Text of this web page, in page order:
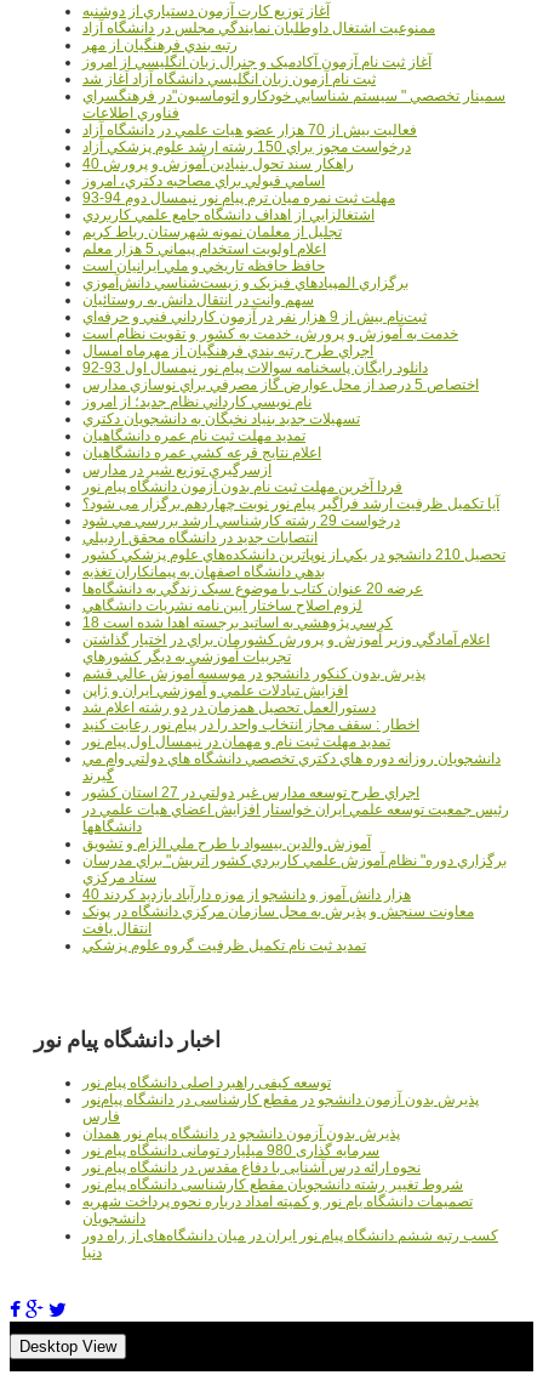
آغاز توزيع کارت آزمون دستياري از دوشنبه
ممنوعيت اشتغال داوطلبان نمايندگي مجلس در دانشگاه آزاد
رتبه بندي فرهنگيان از مهر
آغاز ثبت نام آزمون آکادميک و جنرال زبان انگليسي از امروز
ثبت نام آزمون زبان انگليسي دانشگاه آزاد آغاز شد
سمينار تخصصي " سيستم شناسايي خودکارو اتوماسيون"در فرهنگسراي
فناوري اطلاعات
فعاليت بيش از 70 هزار عضو هيات علمي در دانشگاه آزاد
درخواست مجوز براي 150 رشته ارشد علوم پزشکي آزاد
40 راهکار سند تحول بنيادين آموزش و پرورش
اسامي قبولي براي مصاحبه دکتري، امروز
مهلت ثبت نمره میان ترم پیام نور نیمسال دوم 94-93
اشتغالزايي از اهداف دانشگاه جامع علمي کاربردي
تجليل از معلمان نمونه شهرستان رباط کريم
اعلام اولويت استخدام پيماني 5 هزار معلم
حافظ حافظه تاريخي و ملي ايرانيان است
برگزاري المپيادهاي فيزيک و زيست‌شناسي دانش‌آموزي
سهم وانت در انتقال دانش به روستائيان
ثبت‌نام بيش از 9 هزار نفر در آزمون کارداني فني و حرفه‌اي
خدمت به آموزش و پرورش، خدمت به کشور و تقويت نظام است
اجراي طرح رتبه بندي فرهنگيان از مهرماه امسال
دانلود رایگان پاسخنامه سوالات پیام نور نیمسال اول 93-92
اختصاص 5 درصد از محل عوارض گاز مصرفي براي نوسازي مدارس
نام نويسي کارداني نظام جديد؛ از امروز
تسهيلات جديد بنياد نخبگان به دانشجويان دکتري
تمديد مهلت ثبت نام عمره دانشگاهيان
اعلام نتايج قرعه کشي عمره دانشگاهيان
ازسرگيري توزيع شير در مدارس
فردا آخرین مهلت ثبت نام بدون آزمون دانشگاه پیام نور
آیا تکمیل ظرفیت ارشد فراگیر پیام نور نوبت چهاردهم برگزار می شود؟
درخواست 29 رشته کارشناسي ارشد بررسي مي شود
انتصابات جديد در دانشگاه محقق اردبيلي
تحصيل 210 دانشجو در يکي از نوپاترين دانشکده‌هاي علوم پزشکي کشور
بدهي دانشگاه اصفهان به پيمانکاران تغذيه
عرضه 20 عنوان کتاب با موضوع سبک زندگي به دانشگاه‌ها
لزوم اصلاح ساختار آيين نامه نشريات دانشگاهي
18 کرسي پژوهشي به اساتيد برجسته اهدا شده است
اعلام آمادگي وزير آموزش و پرورش کشورمان براي در اختيار گذاشتن
تجربيات آموزشي به ديگر کشورهاي
پذيرش بدون کنکور دانشجو در موسسه آموزش عالي قشم
افزايش تبادلات علمي و آموزشي ايران و ژاپن
دستورالعمل تحصیل همزمان در دو رشته اعلام شد
اخطار : سقف مجاز انتخاب واحد را در پیام نور رعایت کنید
تمدید مهلت ثبت نام و مهمان در نیمسال اول پیام نور
دانشجويان روزانه دوره هاي دكتري تخصصي دانشگاه هاي دولتي وام مي
گيرند
اجراي طرح توسعه مدارس غير دولتي در 27 استان کشور
رئيس جمعيت توسعه علمي ايران خواستار افزايش اعضاي هيات علمي در
دانشگاهها
آموزش والدين بيسواد با طرح ملي الزام و تشويق
برگزاري دوره" نظام آموزش علمي كاربردي كشور اتريش" براي مدرسان
ستاد مرکزي
40 هزار دانش آموز و دانشجو از موزه دارآباد بازديد کردند
معاونت سنجش و پذيرش به محل سازمان مرکزي دانشگاه در پونک
انتقال يافت
تمديد ثبت نام تکميل ظرفيت گروه علوم پزشکي
اخبار دانشگاه پیام نور
توسعه کیفی راهبرد اصلی دانشگاه پیام نور
پذیرش بدون آزمون دانشجو در مقطع کارشناسی در دانشگاه پیام‌نور
فارس
پذیرش بدون آزمون دانشجو در دانشگاه پیام نور همدان
سرمایه گذاری 980 میلیارد تومانی دانشگاه پیام نور
نحوه ارائه درس آشنایی با دفاع مقدس در دانشگاه پیام نور
شروط تغییر رشته دانشجویان مقطع کارشناسی دانشگاه پیام نور
تصمیمات دانشگاه یام نور و کمیته امداد درباره نحوه پرداخت شهریه
دانشجویان
کسب رتبه ششم دانشگاه پیام نور ایران در میان دانشگاه‌های از راه دور
دنیا
Desktop View